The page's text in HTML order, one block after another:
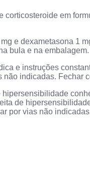
corticosteroide em
e dexametasona 1
bula e na embalagem.
e instruções
indicadas. Fechar
de
por vias não